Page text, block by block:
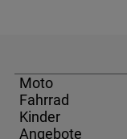
Moto
Fahrrad
Kinder
Angebote